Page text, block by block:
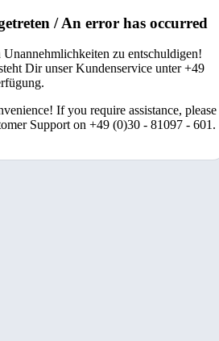
/ An error has occurred
zu entschuldigen!
Dir unser Kundenservice unter +49
If you require assistance, please
Support on +49 (0)30 - 81097 - 601.